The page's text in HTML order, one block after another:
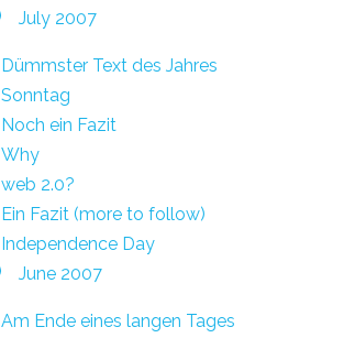
July 2007
Dümmster Text des Jahres
Sonntag
Noch ein Fazit
Why
web 2.0?
Ein Fazit (more to follow)
Independence Day
June 2007
Am Ende eines langen Tages